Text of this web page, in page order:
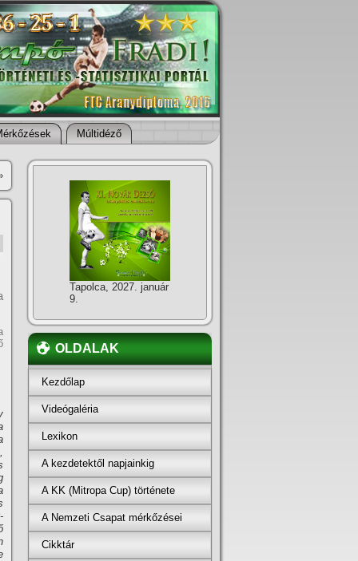
Múltidéző
Tapolca, 2027. január
9.
OLDALAK
Kezdőlap
Videógaléria
Lexikon
A kezdetektől napjainkig
A KK (Mitropa Cup) története
A Nemzeti Csapat mérkőzései
Cikktár